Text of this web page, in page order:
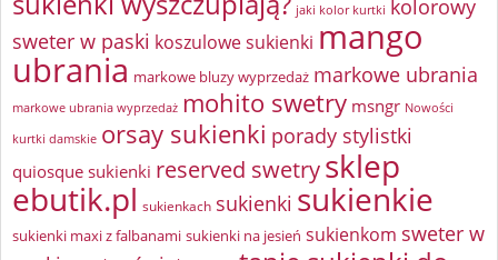
jaki kolor kurtki kolorowy
sweter w paski koszulowe sukienki mango
ubrania markowe bluzy wyprzedaż markowe ubrania
markowe ubrania wyprzedaż mohito swetry msngr Nowości
kurtki damskie orsay sukienki porady stylistki
quiosque sukienki reserved swetrysklep
ebutik.pl sukienkach sukienki sukienkie
sukienki maxi z falbanami sukienki na jesień sukienkom sweter w